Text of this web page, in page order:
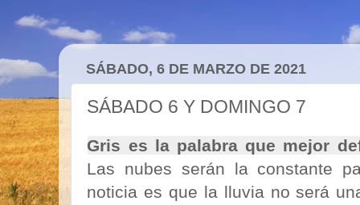
SÁBADO, 6 DE MARZO DE 2021
SÁBADO 6 Y DOMINGO 7
Gris es la palabra que mejor
Las nubes serán la constante
noticia es que la lluvia no será